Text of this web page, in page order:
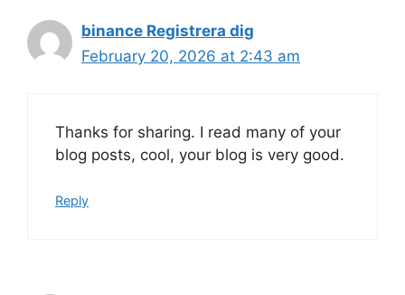
binance Registrera dig
February 20, 2026 at 2:43 am
Thanks for sharing. I read many of your
blog posts, cool, your blog is very good.
Reply